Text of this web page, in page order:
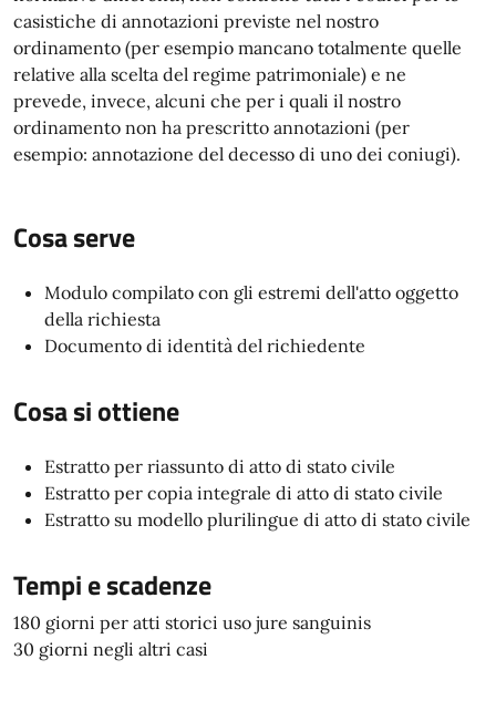
casistiche di annotazioni previste nel nostro
ordinamento (per esempio mancano totalmente quelle
relative alla scelta del regime patrimoniale) e ne
prevede, invece, alcuni che per i quali il nostro
ordinamento non ha prescritto annotazioni (per
esempio: annotazione del decesso di uno dei coniugi).
Cosa serve
Modulo compilato con gli estremi dell'atto oggetto
della richiesta
Documento di identità del richiedente
Cosa si ottiene
Estratto per riassunto di atto di stato civile
Estratto per copia integrale di atto di stato civile
Estratto su modello plurilingue di atto di stato civile
Tempi e scadenze
180 giorni per atti storici uso jure sanguinis
30 giorni negli altri casi